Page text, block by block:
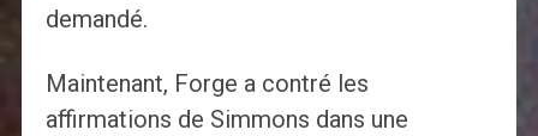
demandé.
Maintenant, Forge a contré les
affirmations de Simmons dans une